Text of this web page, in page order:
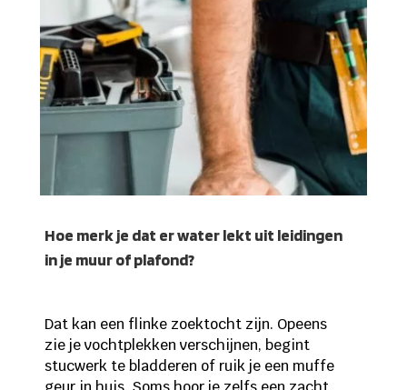
Hoe merk je dat er water lekt uit leidingen
in je muur of plafond?
Dat kan een flinke zoektocht zijn. Opeens
zie je vochtplekken verschijnen, begint
stucwerk te bladderen of ruik je een muffe